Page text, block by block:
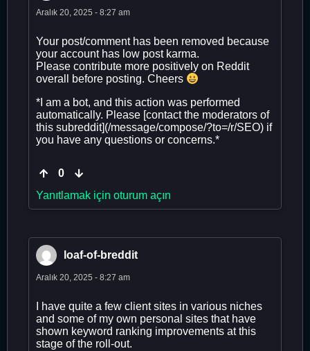
Aralık 20, 2025 - 8:27 am
Your post/comment has been removed because
your account has low post karma.
Please contribute more positively on Reddit
overall before posting. Cheers
*I am a bot, and this action was performed
automatically. Please [contact the moderators of
this subreddit](/message/compose/?to=/r/SEO) if
you have any questions or concerns.*
0
Yanıtlamak için oturum açın
loaf-of-breddit
Aralık 20, 2025 - 8:27 am
I have quite a few client sites in various niches
and some of my own personal sites that have
shown keyword ranking improvements at this
stage of the roll-out.